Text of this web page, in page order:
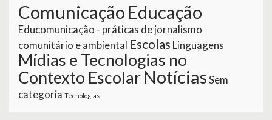
Comunicação Educação
Educomunicação - práticas de jornalismo
comunitário e ambiental Escolas Linguagens
Mídias e Tecnologias no
Contexto EscolarNotíciasSem
categoria Tecnologias